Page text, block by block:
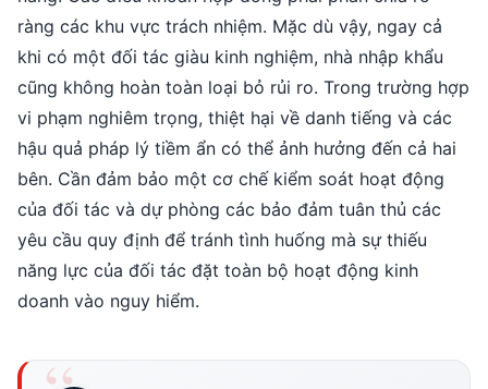
ràng các khu vực trách nhiệm. Mặc dù vậy, ngay cả
khi có một đối tác giàu kinh nghiệm, nhà nhập khẩu
cũng không hoàn toàn loại bỏ rủi ro. Trong trường hợp
vi phạm nghiêm trọng, thiệt hại về danh tiếng và các
hậu quả pháp lý tiềm ẩn có thể ảnh hưởng đến cả hai
bên. Cần đảm bảo một cơ chế kiểm soát hoạt động
của đối tác và dự phòng các bảo đảm tuân thủ các
yêu cầu quy định để tránh tình huống mà sự thiếu
năng lực của đối tác đặt toàn bộ hoạt động kinh
doanh vào nguy hiểm.